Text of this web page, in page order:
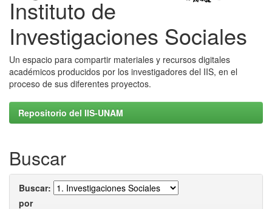
Instituto de
Investigaciones Sociales
Un espacio para compartir materiales y recursos digitales
académicos producidos por los investigadores del IIS, en el
proceso de sus diferentes proyectos.
Repositorio del IIS-UNAM
Buscar
Buscar:
por